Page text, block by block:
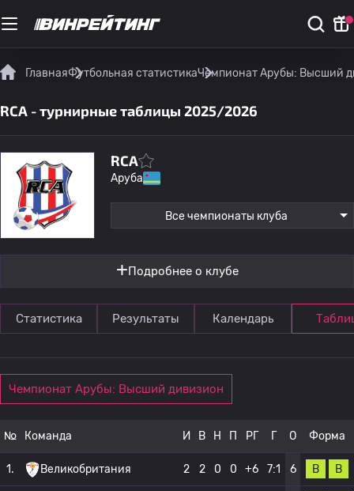
ГлавнаяФутбольная статистикаЧемпионат Арубы: Высший
RCA - турнирные таблицы 2025/2026
RCA
Аруба
Все чемпионаты клуба
Подробнее о клубе
Статистика Результаты Календарь
Чемпионат Арубы: Высший дивизион
№ Команда И В Н П РГ Г О Форма
1. Великобритания 2 2 0 0 +6 7:1 6 В В